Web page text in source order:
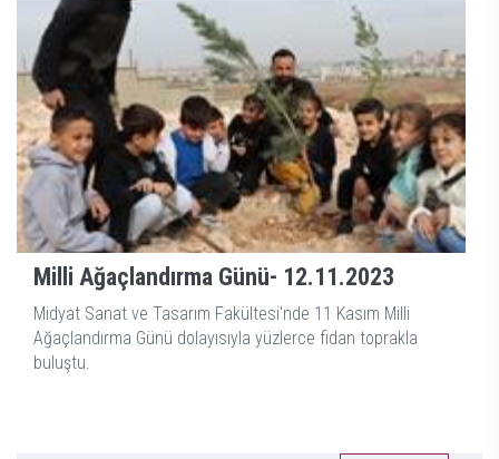
Milli Ağaçlandırma Günü- 12.11.2023
Midyat Sanat ve Tasarım Fakültesi'nde 11 Kasım Milli
Ağaçlandırma Günü dolayısıyla yüzlerce fidan toprakla
buluştu.